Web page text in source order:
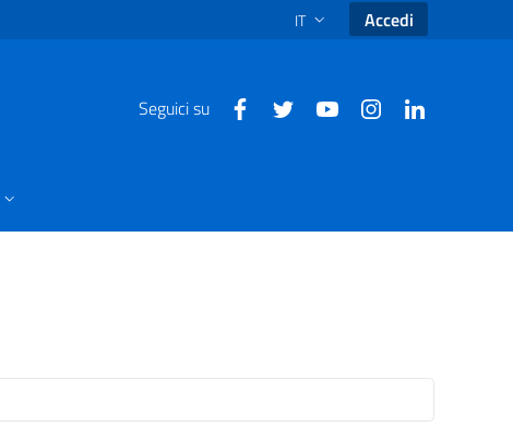
SELEZIONE LINGUA: LINGUA
IT Accedi
Seguici su